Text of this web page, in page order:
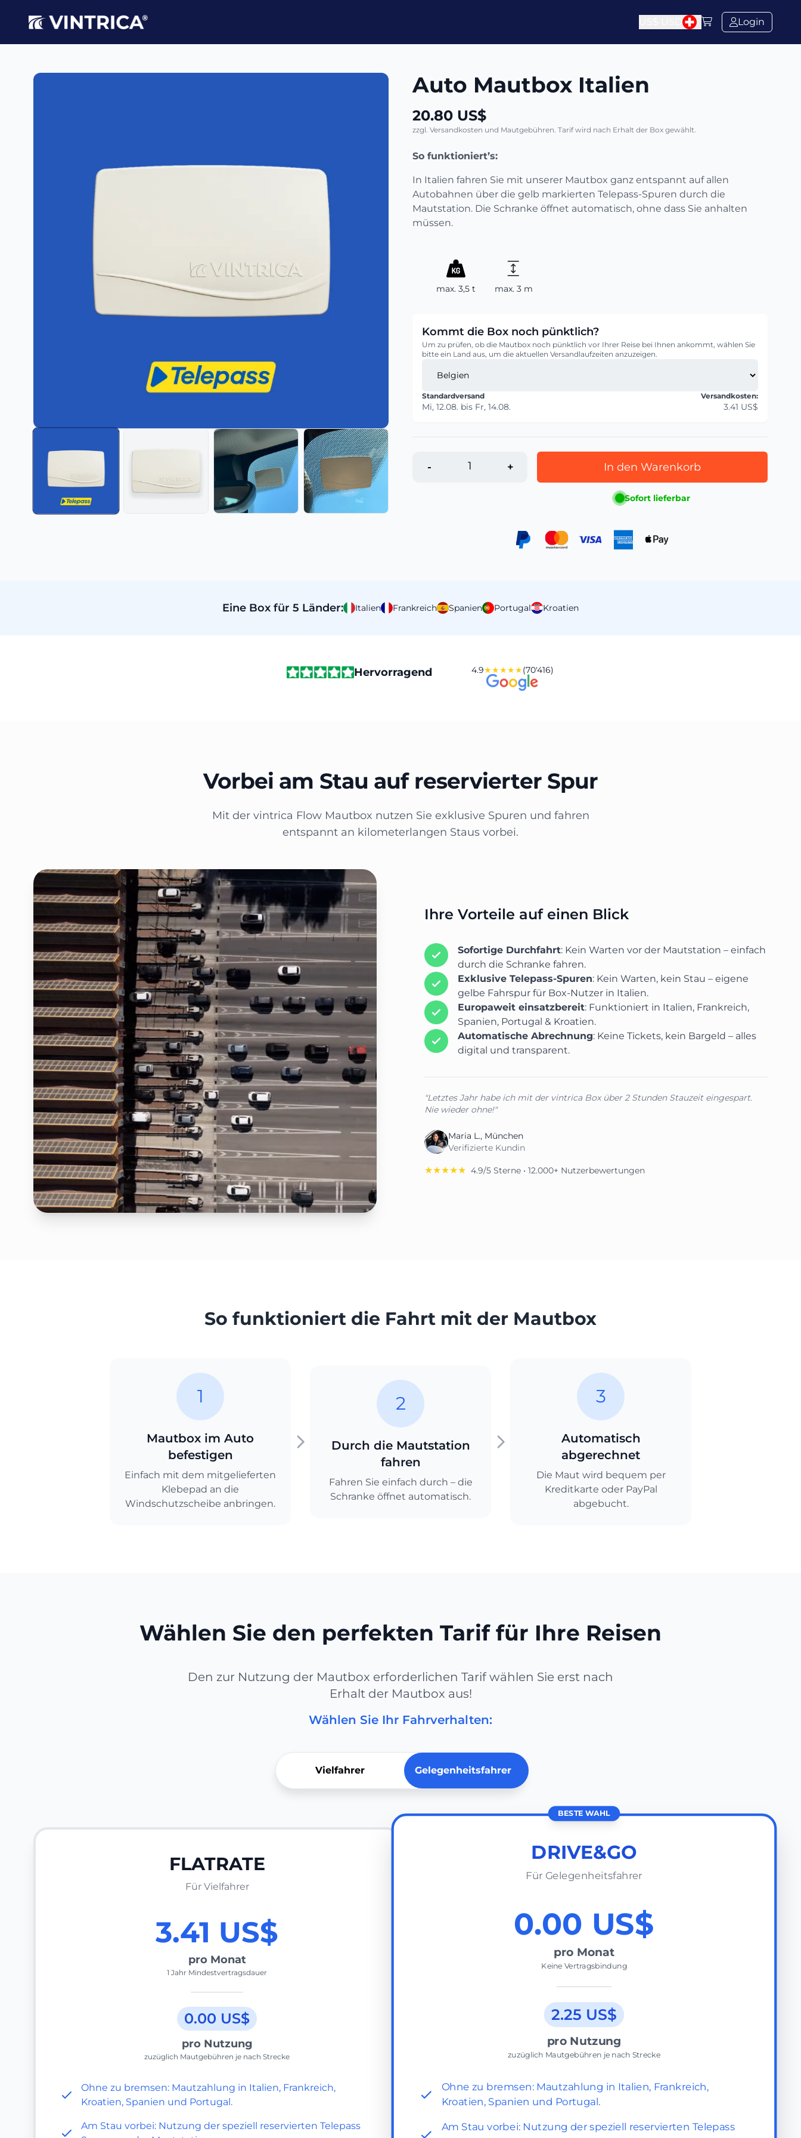
Login
Auto Mautbox Italien
20.80 US$
zzgl. Versandkosten und Mautgebühren. Tarif wird nach Erhalt der Box gewählt.
So funktioniert’s:
In Italien fahren Sie mit unserer Mautbox ganz entspannt auf allen
Autobahnen über die gelb markierten Telepass-Spuren durch die
Mautstation. Die Schranke öffnet automatisch, ohne dass Sie anhalten
müssen.
max. 3,5 t max. 3 m
Kommt die Box noch pünktlich?
Um zu prüfen, ob die Mautbox noch pünktlich vor Ihrer Reise bei Ihnen ankommt, wählen Sie
bitte ein Land aus, um die aktuellen Versandlaufzeiten anzuzeigen.
Standardversand
Mi, 12.08. bis Fr, 14.08.
Versandkosten:
3.41 US$
- + In den Warenkorb
Sofort lieferbar
Eine Box für 5 Länder: Italien Frankreich Spanien Portugal Kroatien
Hervorragend 4.9★★★★★(70'416)
Vorbei am Stau auf reservierter Spur
Mit der vintrica Flow Mautbox nutzen Sie exklusive Spuren und fahren
entspannt an kilometerlangen Staus vorbei.
Ihre Vorteile auf einen Blick
Sofortige Durchfahrt: Kein Warten vor der Mautstation – einfach
durch die Schranke fahren.
Exklusive Telepass-Spuren: Kein Warten, kein Stau – eigene
gelbe Fahrspur für Box-Nutzer in Italien.
Europaweit einsatzbereit: Funktioniert in Italien, Frankreich,
Spanien, Portugal & Kroatien.
Automatische Abrechnung: Keine Tickets, kein Bargeld – alles
digital und transparent.
"Letztes Jahr habe ich mit der vintrica Box über 2 Stunden Stauzeit eingespart.
Nie wieder ohne!"
Maria L., München
Verifizierte Kundin
★★★★★ 4.9/5 Sterne • 12.000+ Nutzerbewertungen
So funktioniert die Fahrt mit der Mautbox
1
Mautbox im Auto
befestigen
Einfach mit dem mitgelieferten
Klebepad an die
Windschutzscheibe anbringen.
2
Durch die Mautstation
fahren
Fahren Sie einfach durch – die
Schranke öffnet automatisch.
3
Automatisch
abgerechnet
Die Maut wird bequem per
Kreditkarte oder PayPal
abgebucht.
Wählen Sie den perfekten Tarif für Ihre Reisen
Den zur Nutzung der Mautbox erforderlichen Tarif wählen Sie erst nach
Erhalt der Mautbox aus!
Wählen Sie Ihr Fahrverhalten:
Vielfahrer Gelegenheitsfahrer
FLATRATE
Für Vielfahrer
3.41 US$
pro Monat
1 Jahr Mindestvertragsdauer
0.00 US$
pro Nutzung
zuzüglich Mautgebühren je nach Strecke
Ohne zu bremsen: Mautzahlung in Italien, Frankreich,
Kroatien, Spanien und Portugal.
Am Stau vorbei: Nutzung der speziell reservierten Telepass
BESTE WAHL
DRIVE&GO
Für Gelegenheitsfahrer
0.00 US$
pro Monat
Keine Vertragsbindung
2.25 US$
pro Nutzung
zuzüglich Mautgebühren je nach Strecke
Ohne zu bremsen: Mautzahlung in Italien, Frankreich,
Kroatien, Spanien und Portugal.
Am Stau vorbei: Nutzung der speziell reservierten Telepass